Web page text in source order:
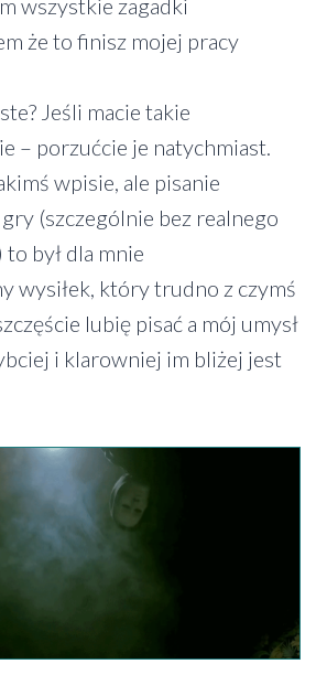
wszystkie zagadki
że to finisz mojej pracy
Jeśli macie takie
– porzućcie je natychmiast.
wpisie, ale pisanie
(szczególnie bez realnego
był dla mnie
wysiłek, który trudno z czymś
lubię pisać a mój umysł
i klarowniej im bliżej jest